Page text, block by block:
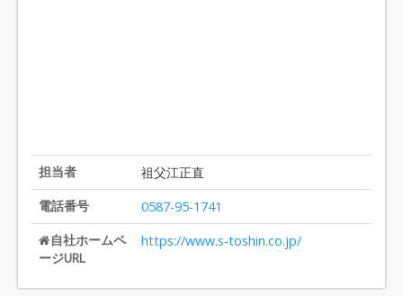
担当者
祖父江正直
電話番号
0587-95-1741
自社ホームペ
ージURL
https://www.s-toshin.co.jp/